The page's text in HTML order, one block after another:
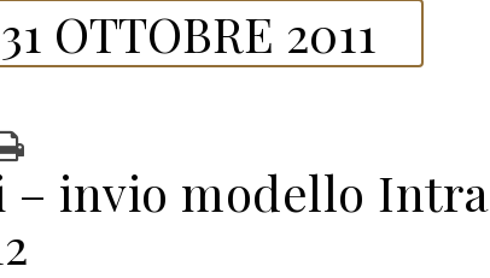
OTTOBRE 2011
invio modello Intra